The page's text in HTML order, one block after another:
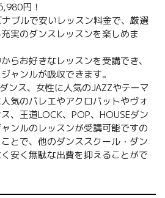
円！
ブルで安いレッスン料金で、厳選
実のダンスレッスンを楽しめま
らお好きなレッスンを受講でき、
ャンルが吸収できます。
ンス、女性に人気のJAZZやテーマ
気のバレエやアクロバットやヴォ
、王道LOCK、POP、HOUSEダン
ンルのレッスンが受講可能ですの
とで、他のダンススクール・ダン
安く無駄な出費を抑えることがで